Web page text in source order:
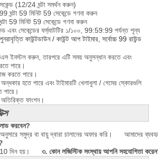
(12/24 ঘন্টা সমর্থন করুন)
ঘন্টা 59 মিনিট 59 সেকেন্ডে গণনা করুন
59 মিনিট 59 সেকেন্ডে গণনা করুন
এবং সেকেন্ডের ফর্ম্যাটটির ১/১০০, 99:59:99 পর্যন্ত শূন্য
কাউন্টডাউন / কাউন্ট আপ টাইমার, সর্বোচ্চ 99 রাউন্ড
ইনস্টল করুন, তারপরে এটি সময় অনুসন্ধান করতে এবং
পারে।
করতে পারে।
হতে পারে এবং টাইমারটি খেলাধুলা / গেমের স্কোরগুলি
পারে।
অতিরিক্ত ফাংশন।
করবেন?
সমুদ্র বা বায়ু দ্বারা চালানের অফার করি।
আমাদের
দিন হয়।
৩. কোন লজিস্টিক সংস্থায় আপনি সহযোগিতা